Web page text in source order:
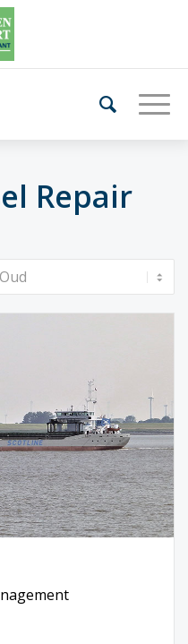
Repair